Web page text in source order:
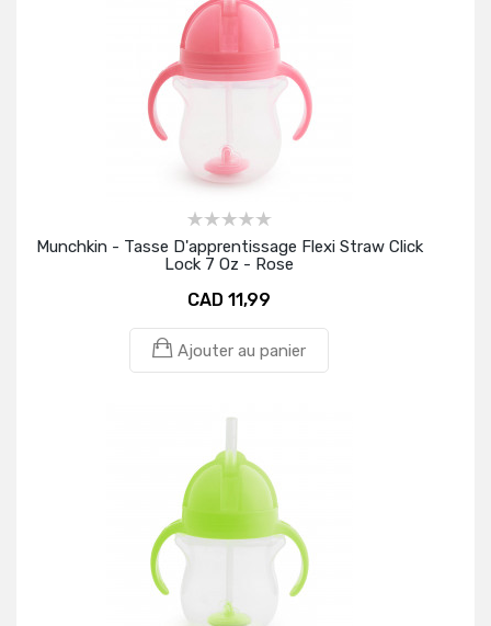
Munchkin - Tasse D'apprentissage Flexi Straw Click
Lock 7 Oz - Rose
CAD 11,99
Ajouter au panier